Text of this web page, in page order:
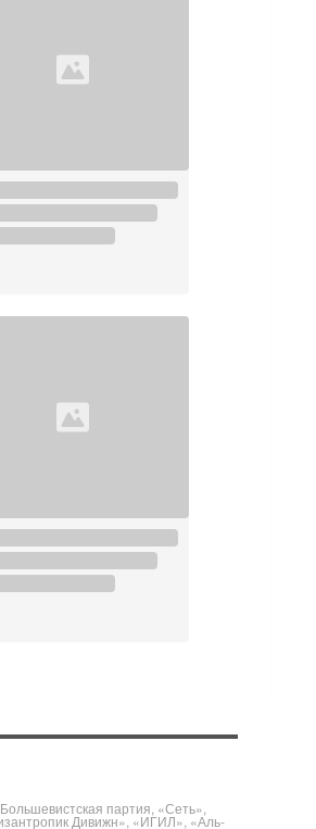
партия, «Сеть»,
Дивижн», «ИГИЛ», «Аль-